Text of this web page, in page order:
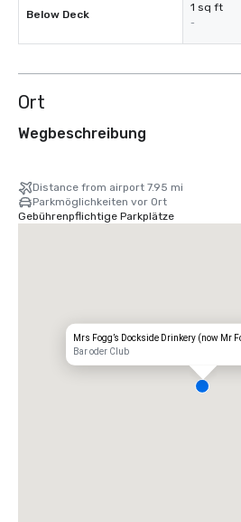
Below Deck
1 sq ft
-
Ort
Wegbeschreibung
Distance from airport 7.95 mi
Parkmöglichkeiten vor Ort
Gebührenpflichtige Parkplätze
Mrs Fogg’s Dockside Drinkery (now Mr
Bar oder Club